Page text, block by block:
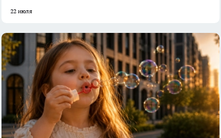
22 июля